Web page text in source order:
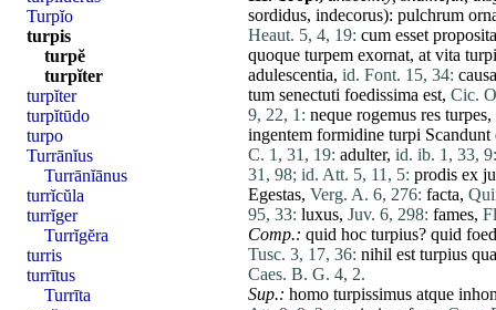
sordidus, indecorus): pulchrum
Heaut. 5, 4, 19: cum esset proposita
quoque turpem exornat, at vita
adulescentia, id. Font. 15, 34:
tum senectuti foedissima est, Cic.
9, 22, 1: neque rogemus res turpes,
ingentem formidine turpi Scandunt
C. 1, 31, 19: adulter, id. ib. 1, 33, 9:
31, 98; id. Att. 5, 11, 5: prodis ex
Egestas, Verg. A. 6, 276: facta,
95, 33: luxus, Juv. 6, 298: fames,
Comp.: quid hoc turpius? quid
Tusc. 3, 17, 36: nihil est turpius
Caes. B. G. 4, 2.
Sup.: homo turpissimus atque
Turpĭo
turpis
turpĕ
turpĭter
turpĭter
turpĭtūdo
turpo
Turrānĭus
Turrānĭānus
turrĭcŭla
turrĭger
Turrĭgĕra
turris
turrītus
Turrīta